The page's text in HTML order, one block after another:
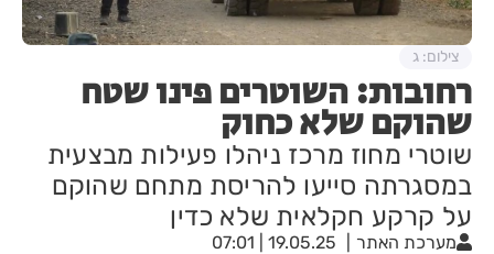
רחובות: השוטרים פינו שטח
שהוקם שלא כחוק
שוטרי מחוז מרכז ניהלו פעילות מבצעית
במסגרתה סייעו להריסת מתחם שהוקם
על קרקע חקלאית שלא כדין
מערכת האתר 19.05.25 | 07:01
צילום: ג